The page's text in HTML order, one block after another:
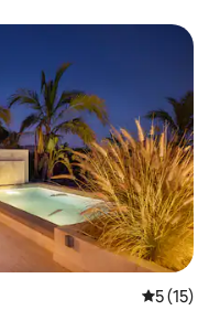
5 de uma
5 (15)